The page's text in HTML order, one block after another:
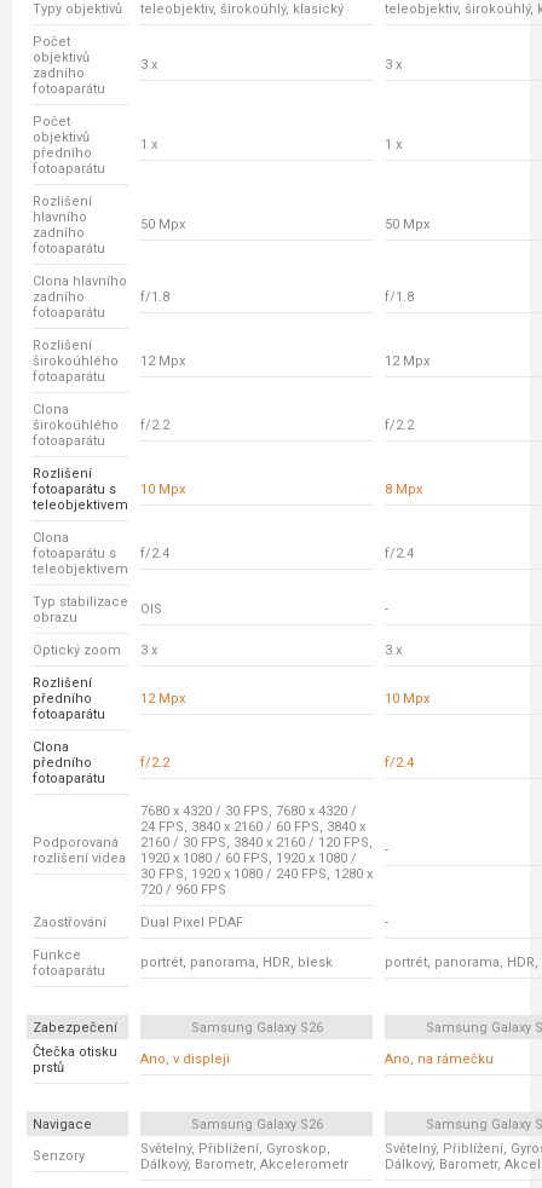
Typy objektivů teleobjektiv, širokoúhlý, klasický teleobjektiv, širokoúhlý,
Počet
objektivů
zadního
fotoaparátu
3 x 3 x
Počet
objektivů
předního
fotoaparátu
1 x 1 x
Rozlišení
hlavního
zadního
fotoaparátu
50 Mpx 50 Mpx
Clona hlavního
zadního
fotoaparátu
f/1.8 f/1.8
Rozlišení
širokoúhlého
fotoaparátu
12 Mpx 12 Mpx
Clona
širokoúhlého
fotoaparátu
f/2.2 f/2.2
Rozlišení
fotoaparátu s
teleobjektivem
10 Mpx 8 Mpx
Clona
fotoaparátu s
teleobjektivem
f/2.4 f/2.4
Typ stabilizace
obrazu
OIS -
Optický zoom 3 x 3 x
Rozlišení
předního
fotoaparátu
12 Mpx 10 Mpx
Clona
předního
fotoaparátu
f/2.2 f/2.4
Podporovaná
rozlišení videa
7680 x 4320 / 30 FPS, 7680 x 4320 /
24 FPS, 3840 x 2160 / 60 FPS, 3840 x
2160 / 30 FPS, 3840 x 2160 / 120 FPS,
1920 x 1080 / 60 FPS, 1920 x 1080 /
30 FPS, 1920 x 1080 / 240 FPS, 1280 x
720 / 960 FPS
-
Zaostřování Dual Pixel PDAF -
Funkce
fotoaparátu
portrét, panorama, HDR, blesk portrét, panorama,
Zabezpečení Samsung Galaxy S26
Samsung Galaxy
Čtečka otisku
prstů
Ano, v displeji Ano, na rámečku
Navigace Samsung Galaxy S26
Samsung Galaxy
Senzory
Světelný, Přiblížení, Gyroskop,
Dálkový, Barometr, Akcelerometr
Světelný, Přiblížení,
Dálkový, Barometr,